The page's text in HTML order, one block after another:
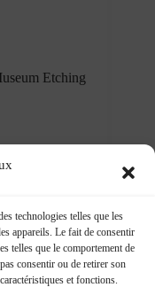
technologies telles que les
appareils. Le fait de consentir
telles que le comportement de
consentir ou de retirer son
et fonctions.
Etching